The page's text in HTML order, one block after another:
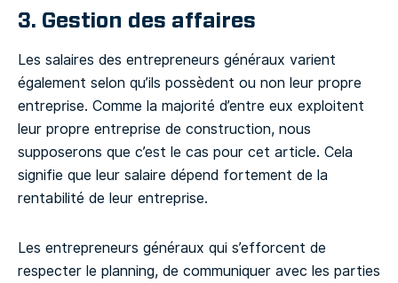
3. Gestion des affaires
Les salaires des entrepreneurs généraux varient
également selon qu’ils possèdent ou non leur propre
entreprise. Comme la majorité d’entre eux exploitent
leur propre entreprise de construction, nous
supposerons que c’est le cas pour cet article. Cela
signifie que leur salaire dépend fortement de la
rentabilité de leur entreprise.
Les entrepreneurs généraux qui s’efforcent de
respecter le planning, de communiquer avec les parties